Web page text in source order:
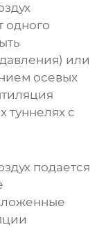
одного
или
осевых
туннелях с
подается